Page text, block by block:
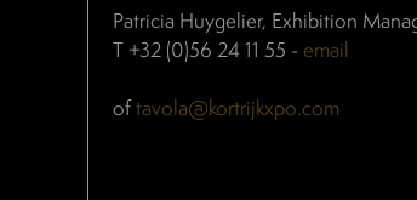
Patricia Huygelier, Exhibition
T +32 (0)56 24 11 55 - email
oftavola@kortrijkxpo.com